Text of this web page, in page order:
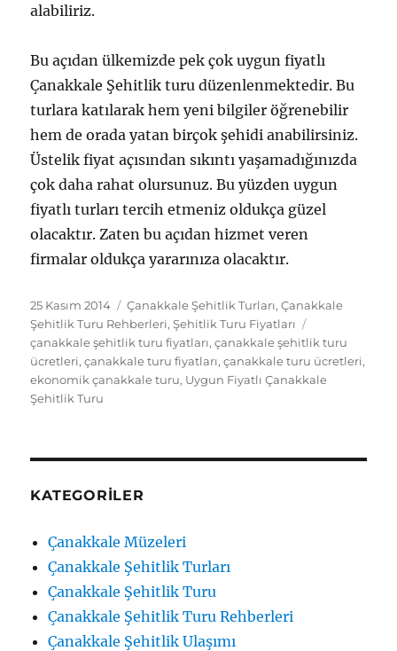
alabiliriz.
Bu açıdan ülkemizde pek çok uygun fiyatlı
Çanakkale Şehitlik turu düzenlenmektedir. Bu
turlara katılarak hem yeni bilgiler öğrenebilir
hem de orada yatan birçok şehidi anabilirsiniz.
Üstelik fiyat açısından sıkıntı yaşamadığınızda
çok daha rahat olursunuz. Bu yüzden uygun
fiyatlı turları tercih etmeniz oldukça güzel
olacaktır. Zaten bu açıdan hizmet veren
firmalar oldukça yararınıza olacaktır.
Yayın
tarihi
25 Kasım 2014 Kategoriler
Çanakkale Şehitlik Turları,Çanakkale
Şehitlik Turu Rehberleri,Şehitlik Turu Fiyatları
çanakkale şehitlik turu fiyatları,çanakkale şehitlik turu
ücretleri,çanakkale turu fiyatları,çanakkale turu ücretleri,
ekonomik çanakkale turu, Uygun Fiyatlı Çanakkale
Şehitlik Turu
KATEGORILER
Çanakkale Müzeleri
Çanakkale Şehitlik Turları
Çanakkale Şehitlik Turu
Çanakkale Şehitlik Turu Rehberleri
Çanakkale Şehitlik Ulaşımı